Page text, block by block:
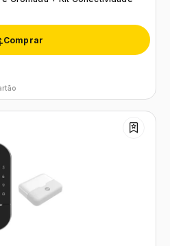
Comprar